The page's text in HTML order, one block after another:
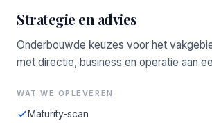
Strategie en advies
Onderbouwde keuzes voor het
met directie, business en operatie aan
WAT WE OPLEVEREN
Maturity-scan